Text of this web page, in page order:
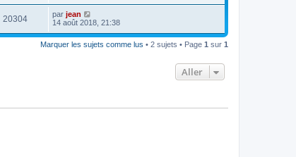
20304 par jean
14 août 2018, 21:38
Marquer les sujets comme lus • 2 sujets • Page 1 sur 1
Aller